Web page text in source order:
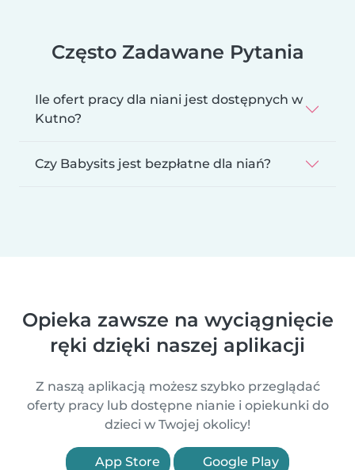
Często Zadawane Pytania
Ile ofert pracy dla niani jest dostępnych w
Kutno?
Czy Babysits jest bezpłatne dla niań?
Opieka zawsze na wyciągnięcie
ręki dzięki naszej aplikacji
Z naszą aplikacją możesz szybko przeglądać
oferty pracy lub dostępne nianie i opiekunki do
dzieci w Twojej okolicy!
App Store Google Play